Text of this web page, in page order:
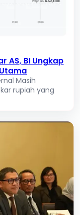
AS, BI Ungkap
Masih
rupiah yang